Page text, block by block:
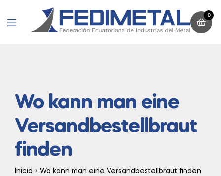
Menu
0
Wo kann man eine
Versandbestellbraut
finden
Inicio Wo kann man eine Versandbestellbraut finden